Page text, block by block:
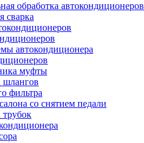
обработка автокондиционеров
сварка
автокондиционера
муфты
шлангов
фильтра
со снятием педали
трубок